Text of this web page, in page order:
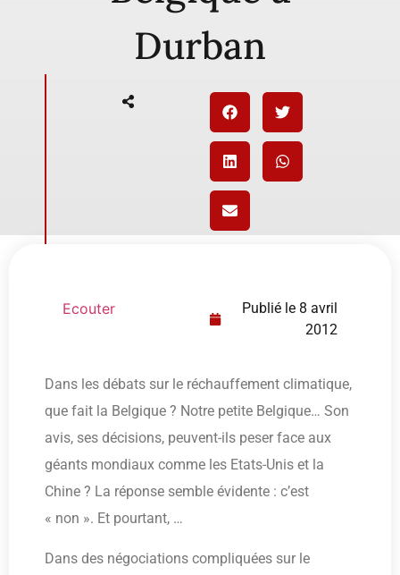
Durban
Ecouter Publié le 8 avril
2012
Dans les débats sur le réchauffement climatique,
que fait la Belgique ? Notre petite Belgique… Son
avis, ses décisions, peuvent-ils peser face aux
géants mondiaux comme les Etats-Unis et la
Chine ? La réponse semble évidente : c’est
« non ». Et pourtant, …
Dans des négociations compliquées sur le